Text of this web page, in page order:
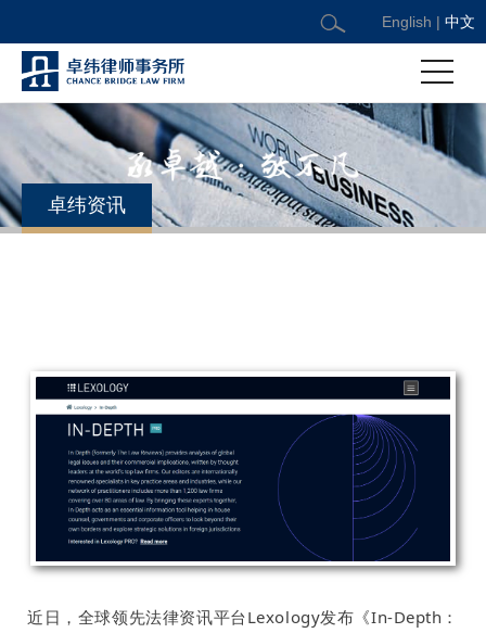
English | 中文
卓纬资讯
近日，全球领先法律资讯平台Lexology发布《In-Depth：